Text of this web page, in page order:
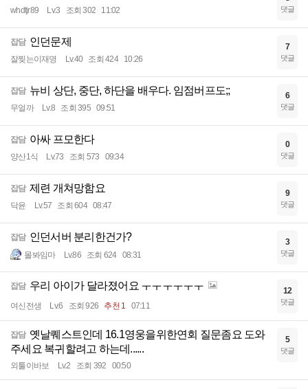
whdtjr89 Lv.3 조회 302 11:02 댓글
잡담 인던문제
잘찢는이재명 Lv.40 조회 424 10:26
7
댓글
잡담 뉴비 상단, 중단, 하단을 배우다. 임점버프도;;
무얼까 Lv.8 조회 395 09:51
6
댓글
잡담 아싸 프모한다
양산1식 Lv.73 조회 573 09:34
0
댓글
잡담 제련 개쳐망함요
닥윤 Lv.57 조회 604 08:47
9
댓글
잡담 인던서버 분리한건가?
몰봐임마 Lv.86 조회 624 08:31
3
댓글
잡담 우리 아이가 달라졌어요 ㅜㅜㅜㅜㅜㅜ
여신전생 Lv.6 조회 926 추천 1 07:11
12
댓글
잡담 옛날퀘스트인데 16.1영웅을위한연회 질문좀요 도와
주세요 복귀할려고 하는데......
외툴이바보 Lv.2 조회 392 00:50
5
댓글